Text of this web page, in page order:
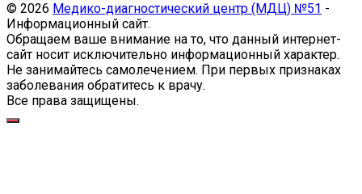
© 2026 Медико-диагностический центр (МДЦ) №51 -
Информационный сайт.
Обращаем ваше внимание на то, что данный интернет-
сайт носит исключительно информационный характер.
Не занимайтесь самолечением. При первых признаках
заболевания обратитесь к врачу.
Все права защищены.